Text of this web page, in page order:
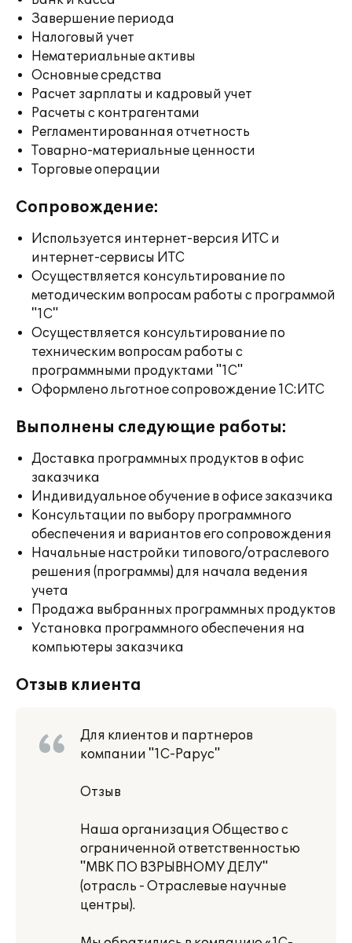
Завершение периода
Налоговый учет
Нематериальные активы
Основные средства
Расчет зарплаты и кадровый учет
Расчеты с контрагентами
Регламентированная отчетность
Товарно-материальные ценности
Торговые операции
Сопровождение:
Используется интернет-версия ИТС и
интернет-сервисы ИТС
Осуществляется консультирование по
методическим вопросам работы с программой
"1С"
Осуществляется консультирование по
техническим вопросам работы с
программными продуктами "1С"
Оформлено льготное сопровождение 1С:ИТС
Выполнены следующие работы:
Доставка программных продуктов в офис
заказчика
Индивидуальное обучение в офисе заказчика
Консультации по выбору программного
обеспечения и вариантов его сопровождения
Начальные настройки типового/отраслевого
решения (программы) для начала ведения
учета
Продажа выбранных программных продуктов
Установка программного обеспечения на
компьютеры заказчика
Отзыв клиента
Для клиентов и партнеров
компании "1С-Рарус"
Отзыв
Наша организация Общество с
ограниченной ответственностью
"МВК ПО ВЗРЫВНОМУ ДЕЛУ"
(отрасль - Отраслевые научные
центры).